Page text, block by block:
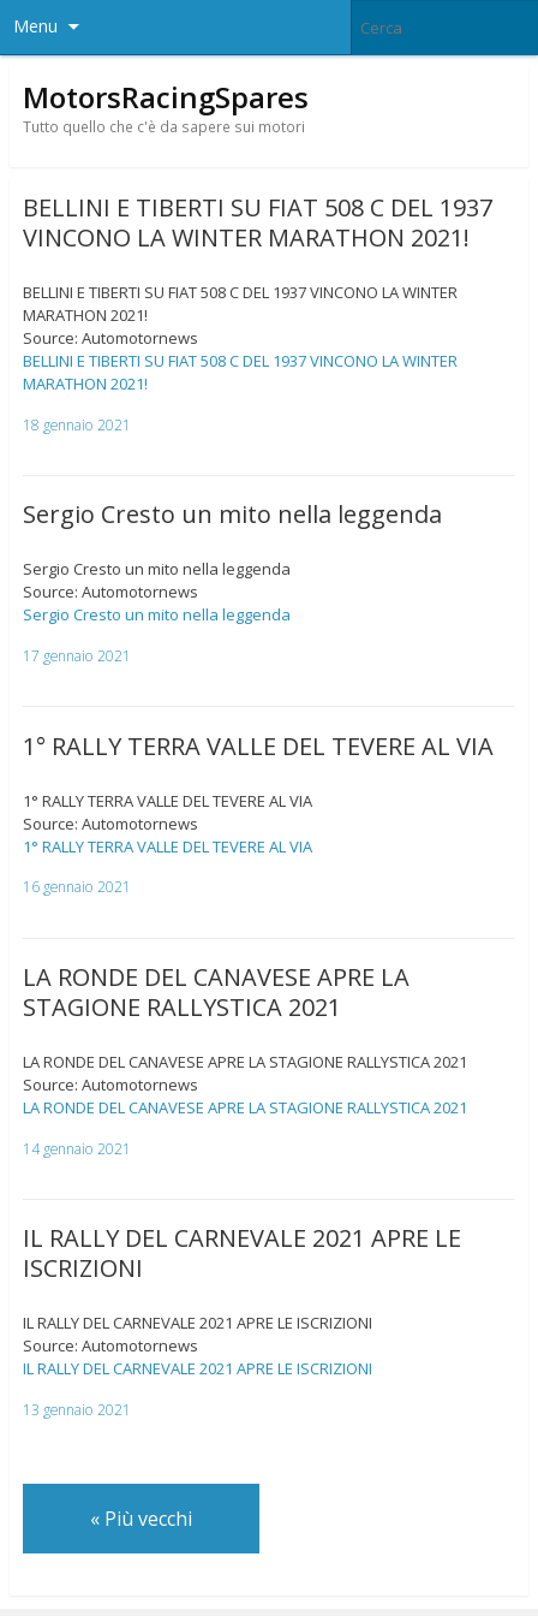
Menu
MotorsRacingSpares
Tutto quello che c'è da sapere sui motori
BELLINI E TIBERTI SU FIAT 508 C DEL 1937
VINCONO LA WINTER MARATHON 2021!
BELLINI E TIBERTI SU FIAT 508 C DEL 1937 VINCONO LA WINTER
MARATHON 2021!
Source: Automotornews
BELLINI E TIBERTI SU FIAT 508 C DEL 1937 VINCONO LA WINTER
MARATHON 2021!
18 gennaio 2021
Sergio Cresto un mito nella leggenda
Sergio Cresto un mito nella leggenda
Source: Automotornews
Sergio Cresto un mito nella leggenda
17 gennaio 2021
1° RALLY TERRA VALLE DEL TEVERE AL VIA
1° RALLY TERRA VALLE DEL TEVERE AL VIA
Source: Automotornews
1° RALLY TERRA VALLE DEL TEVERE AL VIA
16 gennaio 2021
LA RONDE DEL CANAVESE APRE LA
STAGIONE RALLYSTICA 2021
LA RONDE DEL CANAVESE APRE LA STAGIONE RALLYSTICA 2021
Source: Automotornews
LA RONDE DEL CANAVESE APRE LA STAGIONE RALLYSTICA 2021
14 gennaio 2021
IL RALLY DEL CARNEVALE 2021 APRE LE
ISCRIZIONI
IL RALLY DEL CARNEVALE 2021 APRE LE ISCRIZIONI
Source: Automotornews
IL RALLY DEL CARNEVALE 2021 APRE LE ISCRIZIONI
13 gennaio 2021
«Più vecchi